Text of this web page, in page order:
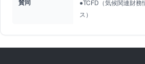
賛同
●TCFD（気候関連財務
ス）